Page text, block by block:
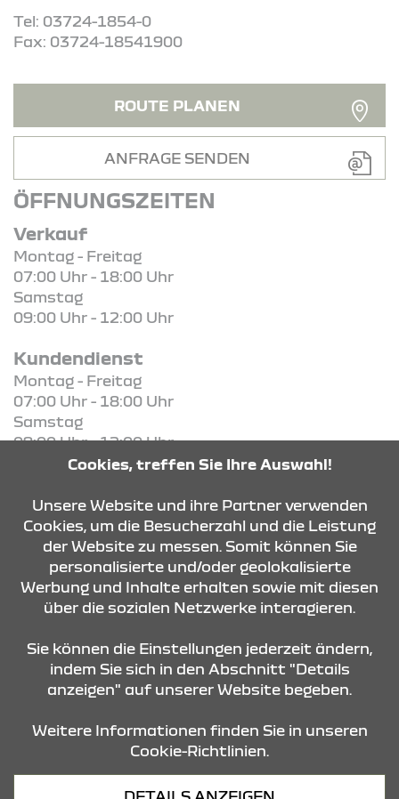
Tel: 03724-1854-0
Fax: 03724-18541900
ROUTE PLANEN
ANFRAGE SENDEN
ÖFFNUNGSZEITEN
Verkauf
Montag - Freitag
07:00 Uhr - 18:00 Uhr
Samstag
09:00 Uhr - 12:00 Uhr
Kundendienst
Montag - Freitag
07:00 Uhr - 18:00 Uhr
Samstag
09:00 Uhr - 12:00 Uhr
KONTAKT & ANFAHRT
ÖFFNUNGSZEITEN
STANDORTE
Datenschutz
Cookies, treffen Sie Ihre Auswahl!
Unsere Website und ihre Partner verwenden
Cookies, um die Besucherzahl und die Leistung
der Website zu messen. Somit können Sie
personalisierte und/oder geolokalisierte
Werbung und Inhalte erhalten sowie mit diesen
über die sozialen Netzwerke interagieren.
Sie können die Einstellungen jederzeit ändern,
indem Sie sich in den Abschnitt "Details
anzeigen" auf unserer Website begeben.
Weitere Informationen finden Sie in unseren
Cookie-Richtlinien.